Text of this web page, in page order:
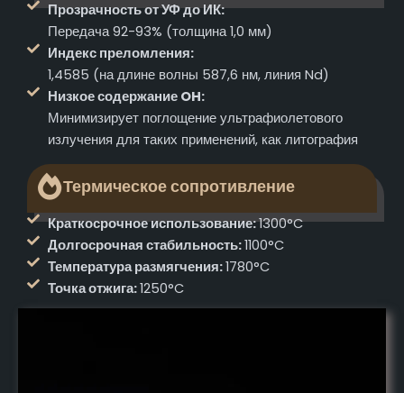
Прозрачность от УФ до ИК:
Передача 92-93% (толщина 1,0 мм)
Индекс преломления:
1,4585 (на длине волны 587,6 нм, линия Nd)
Низкое содержание OH:
Минимизирует поглощение ультрафиолетового
излучения для таких применений, как литография
Термическое сопротивление
Краткосрочное использование:1300°C
Долгосрочная стабильность:1100°C
Температура размягчения:1780°C
Точка отжига:1250°C